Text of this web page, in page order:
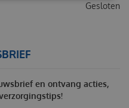
Gesloten
en ontvang acties,